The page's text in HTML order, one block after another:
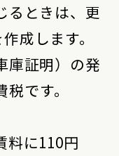
ときは、更
成します。
庫証明）の発
です。
料に110円